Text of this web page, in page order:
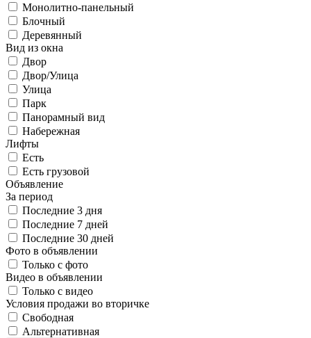
Монолитно-панельный
Блочный
Деревянный
Вид из окна
Двор
Двор/Улица
Улица
Парк
Панорамный вид
Набережная
Лифты
Есть
Есть грузовой
Объявление
За период
Последние 3 дня
Последние 7 дней
Последние 30 дней
Фото в объявлении
Только с фото
Видео в объявлении
Только с видео
Условия продажи во вторичке
Свободная
Альтернативная